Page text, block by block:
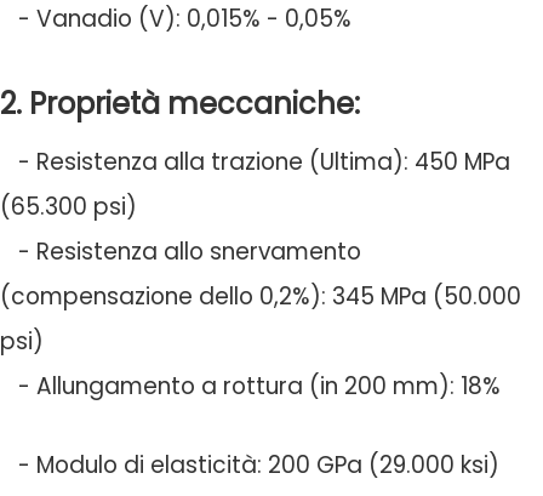
- Vanadio (V): 0,015% - 0,05%
2. Proprietà meccaniche:
- Resistenza alla trazione (Ultima): 450 MPa
(65.300 psi)
- Resistenza allo snervamento
(compensazione dello 0,2%): 345 MPa (50.000
psi)
- Allungamento a rottura (in 200 mm): 18%
- Modulo di elasticità: 200 GPa (29.000 ksi)